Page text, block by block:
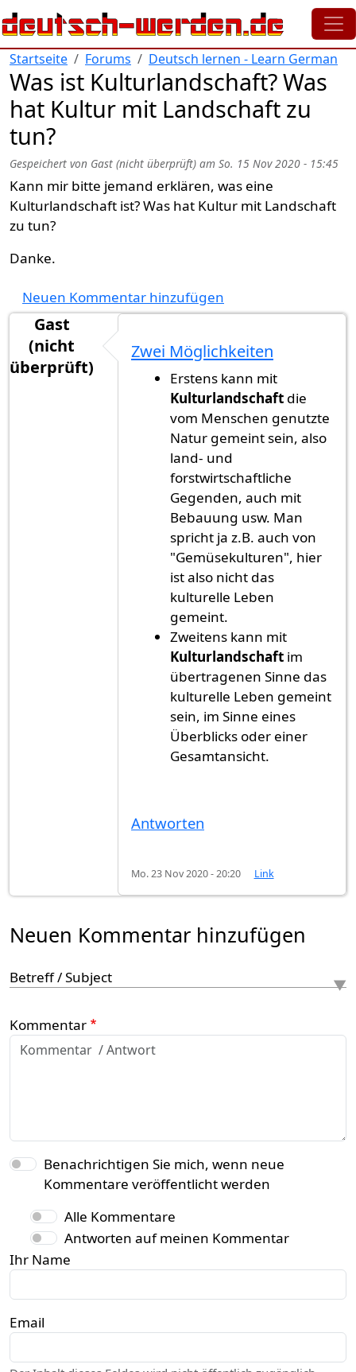
Direkt zum Inhalt
Startseite Forums Deutsch lernen - Learn German
Was ist Kulturlandschaft? Was
hat Kultur mit Landschaft zu
tun?
Gespeichert von Gast (nicht überprüft) am So. 15 Nov 2020 - 15:45
Kann mir bitte jemand erklären, was eine
Kulturlandschaft ist? Was hat Kultur mit Landschaft
zu tun?
Danke.
Neuen Kommentar hinzufügen
Gast
(nicht
überprüft)
Zwei Möglichkeiten
Erstens kann mit
Kulturlandschaft die
vom Menschen genutzte
Natur gemeint sein, also
land- und
forstwirtschaftliche
Gegenden, auch mit
Bebauung usw. Man
spricht ja z.B. auch von
"Gemüsekulturen", hier
ist also nicht das
kulturelle Leben
gemeint.
Zweitens kann mit
Kulturlandschaft im
übertragenen Sinne das
kulturelle Leben gemeint
sein, im Sinne eines
Überblicks oder einer
Gesamtansicht.
Antworten
Mo. 23 Nov 2020 - 20:20 Link
Neuen Kommentar hinzufügen
Betreff / Subject
Kommentar
Benachrichtigen Sie mich, wenn neue
Kommentare veröffentlicht werden
Alle Kommentare
Antworten auf meinen Kommentar
Ihr Name
Email